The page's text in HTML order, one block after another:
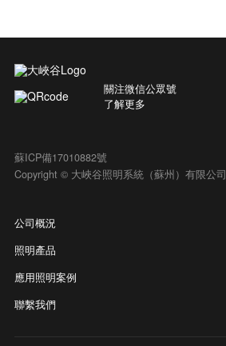
關注微信公眾號
了解更多
蘇ICP備17010882號
Copyright © 大峽谷照明系統（蘇州）有限公司
公司概況
照明產品
應用照明案例
聯繫我們